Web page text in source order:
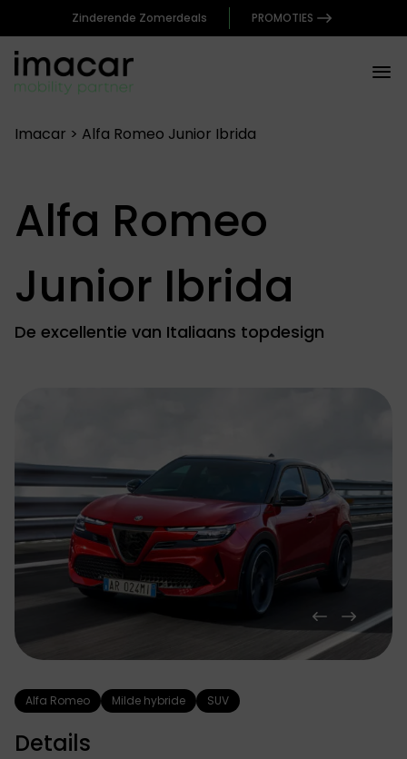
Zinderende Zomerdeals PROMOTIES
Imacar > Alfa Romeo Junior Ibrida
Alfa Romeo
Junior Ibrida
De excellentie van Italiaans topdesign
Alfa Romeo Milde hybride SUV
Details